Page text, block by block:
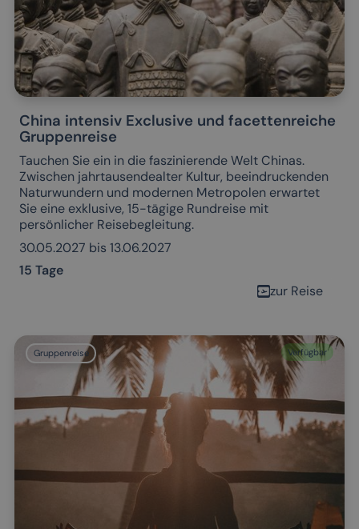
China intensiv Exclusive und facettenreiche
Gruppenreise
Tauchen Sie ein in die faszinierende Welt Chinas.
Zwischen jahrtausendealter Kultur, beeindruckenden
Naturwundern und modernen Metropolen erwartet
Sie eine exklusive, 15-tägige Rundreise mit
persönlicher Reisebegleitung.
30.05.2027 bis 13.06.2027
15 Tage
zur Reise
Gruppenreise Verfügbar